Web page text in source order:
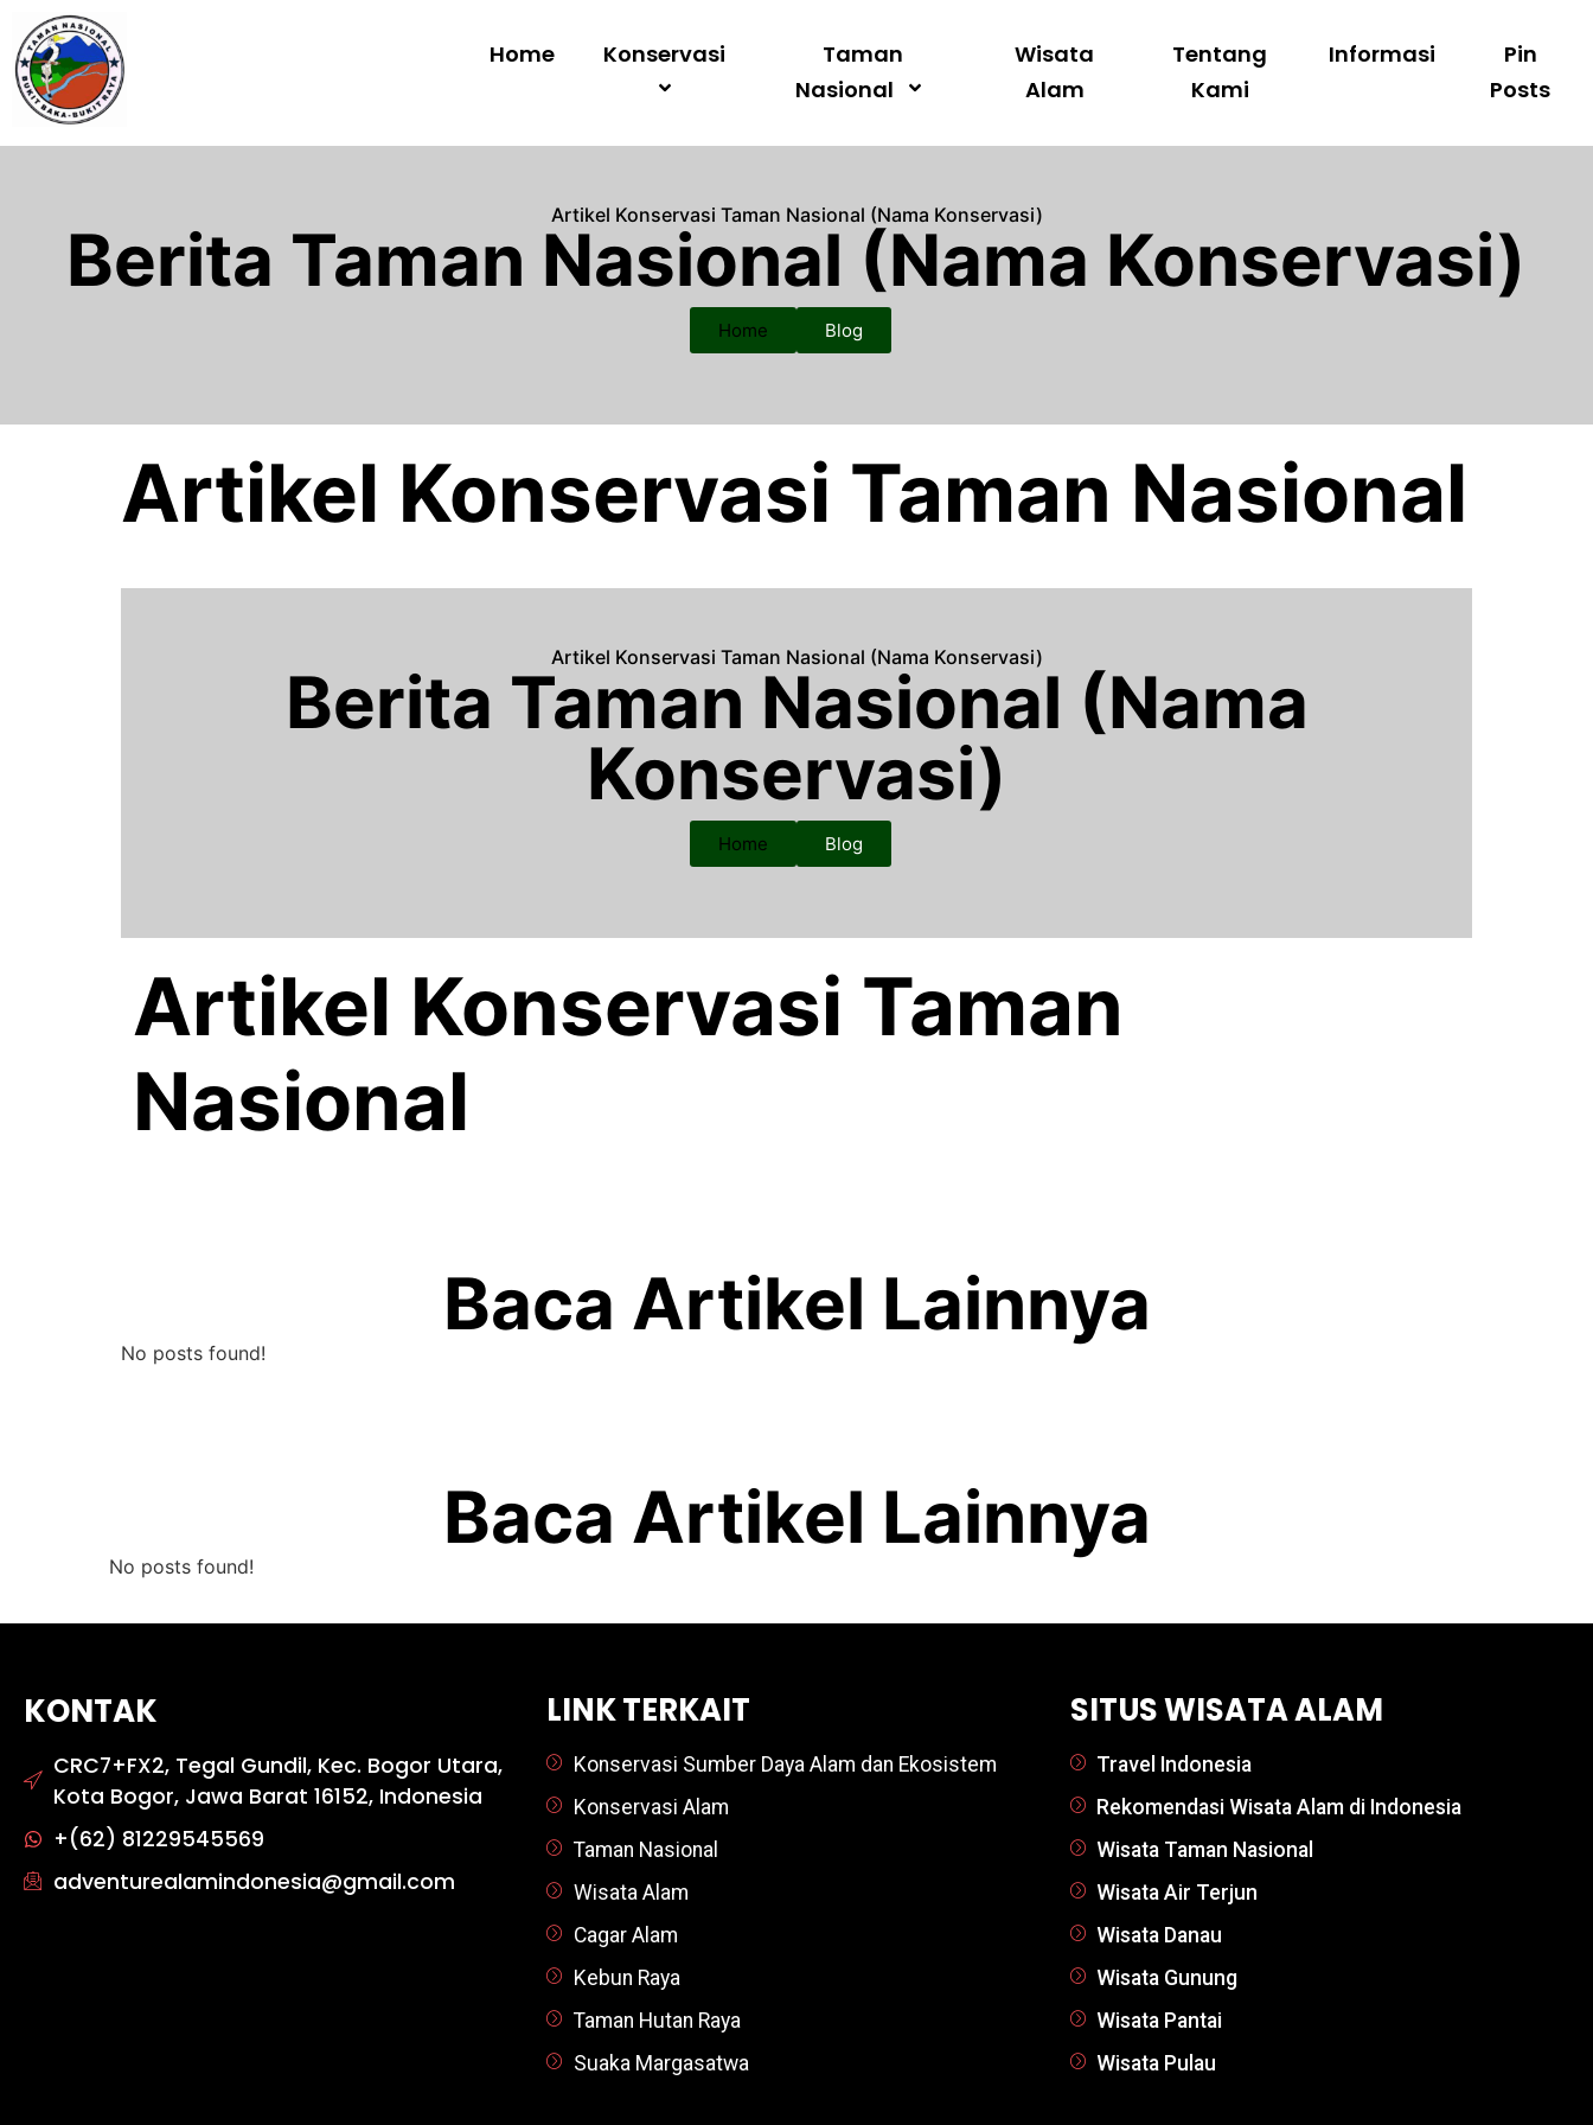
Home Konservasi
Taman
Nasional
Wisata
Alam
Tentang
Kami
Informasi
Pin
Posts
Artikel Konservasi Taman Nasional (Nama Konservasi)
Berita Taman Nasional (Nama Konservasi)
Home Blog
Artikel Konservasi Taman Nasional
Artikel Konservasi Taman Nasional (Nama Konservasi)
Berita Taman Nasional (Nama
Konservasi)
Home Blog
Artikel Konservasi Taman
Nasional
Baca Artikel Lainnya
No posts found!
Baca Artikel Lainnya
No posts found!
KONTAK
CRC7+FX2, Tegal Gundil, Kec. Bogor Utara,
Kota Bogor, Jawa Barat 16152, Indonesia
+(62) 81229545569
adventurealamindonesia@gmail.com
LINK TERKAIT
Konservasi Sumber Daya Alam dan Ekosistem
Konservasi Alam
Taman Nasional
Wisata Alam
Cagar Alam
Kebun Raya
Taman Hutan Raya
Suaka Margasatwa
SITUS WISATA ALAM
Travel Indonesia
Rekomendasi Wisata Alam di Indonesia
Wisata Taman Nasional
Wisata Air Terjun
Wisata Danau
Wisata Gunung
Wisata Pantai
Wisata Pulau